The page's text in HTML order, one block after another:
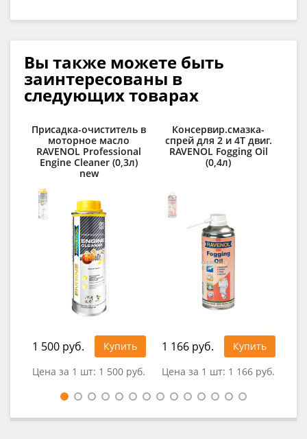
Вы также можете быть
заинтересованы в
следующих товарах
Присадка-очиститель в
моторное масло
RAVENOL Professional
Engine Cleaner (0,3л)
new
1 500 руб.
Купить
Цена за 1 шт: 1 500 руб.
Консервир.смазка-
спрей для 2 и 4Т двиг.
RAVENOL Fogging Oil
(0,4л)
1 166 руб.
Купить
Цена за 1 шт: 1 166 руб.